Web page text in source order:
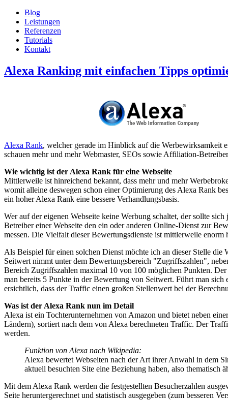
Blog
Leistungen
Referenzen
Tutorials
Kontakt
Alexa Ranking mit einfachen Tipps
Alexa Rank, welcher gerade im Hinblick auf die Werbewirksamkeit
schauen mehr und mehr Webmaster, SEOs sowie Affiliation-
Wie wichtig ist der Alexa Rank für eine Webseite
Mittlerweile ist hinreichend bekannt, dass mehr und mehr
womit alleine deswegen schon einer Optimierung des Alexa Rank
ein hoher Alexa Rank eine bessere Verhandlungsbasis.
Wer auf der eigenen Webseite keine Werbung schaltet, der sollte
Betreiber einer Webseite den ein oder anderen Online-Dienst zur
messen. Die Vielfalt dieser Bewertungsdienste ist mittlerweile
Als Beispiel für einen solchen Dienst möchte ich an dieser Stelle die
Seitwert nimmt unter dem Bewertungsbereich "Zugriffszahlen",
Bereich Zugriffszahlen maximal 10 von 100 möglichen Punkten.
man bereits 5 Punkte in der Bewertung von Seitwert. Führt man
ersichtlich, dass der Traffic einen großen Stellenwert bei der
Was ist der Alexa Rank nun im Detail
Alexa ist ein Tochterunternehmen von Amazon und bietet neben
Ländern), sortiert nach dem von Alexa berechneten Traffic. Der
werden.
Funktion von Alexa nach Wikipedia:
Alexa bewertet Webseiten nach der Art ihrer Anwahl in dem
aktuell besuchten Site eine Beziehung haben, also
Mit dem Alexa Rank werden die festgestellten Besucherzahlen
Seite heruntergerechnet und statistisch ausgegeben (zum besseren